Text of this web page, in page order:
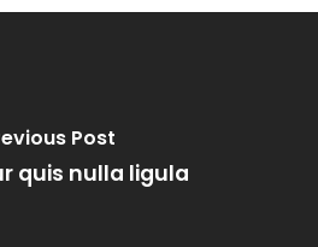
Post
quis nulla ligula